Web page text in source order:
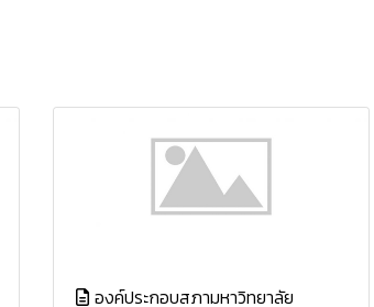
องค์ประกอบสภามหาวิทยาลัย